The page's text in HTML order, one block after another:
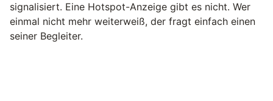
signalisiert. Eine Hotspot-Anzeige gibt es nicht. Wer
einmal nicht mehr weiterweiß, der fragt einfach einen
seiner Begleiter.